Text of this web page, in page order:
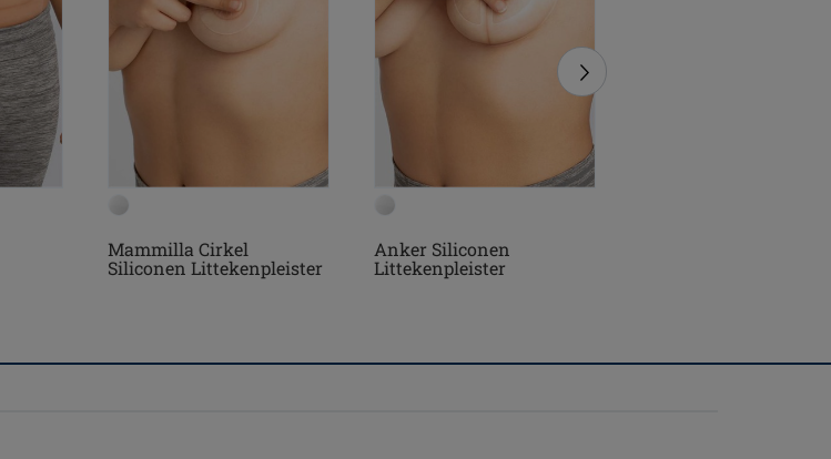
Mammilla Cirkel
Siliconen Littekenpleister
Anker Siliconen
Littekenpleister